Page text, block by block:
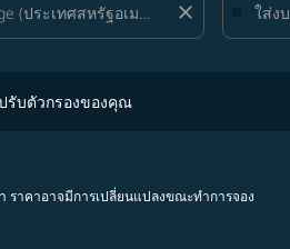
close
รับตัวกรองของคุณ
าคาอาจมีการเปลี่ยนแปลงขณะทำการจอง